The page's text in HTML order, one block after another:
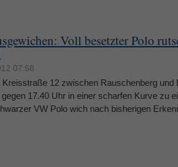
Voll besetzter Polo
07:58
12 zwischen Rauschenberg und
17.40 Uhr in einer scharfen Kurve zu
VW Polo wich nach bisherigen